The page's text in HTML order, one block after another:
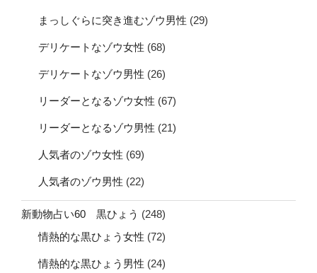
まっしぐらに突き進むゾウ男性 (29)
デリケートなゾウ女性 (68)
デリケートなゾウ男性 (26)
リーダーとなるゾウ女性 (67)
リーダーとなるゾウ男性 (21)
人気者のゾウ女性 (69)
人気者のゾウ男性 (22)
新動物占い60 黒ひょう (248)
情熱的な黒ひょう女性 (72)
情熱的な黒ひょう男性 (24)